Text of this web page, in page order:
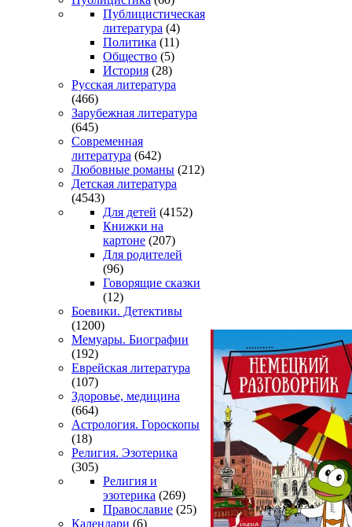
Публицистическая
литература (4)
Политика (11)
Общество (5)
История (28)
Русская литература
(466)
Зарубежная литература
(645)
Современная
литература (642)
Любовные романы (212)
Детская литература
(4543)
Для детей (4152)
Книжки на
картоне (207)
Для родителей
(96)
Говорящие сказки
(12)
Боевики. Детективы
(1200)
Мемуары. Биографии
(192)
Еврейская литература
(107)
Здоровье, медицина
(664)
Астрология. Гороскопы
(18)
Религия. Эзотерика
(305)
Религия и
эзотерика (269)
Православие (25)
Календари (6)